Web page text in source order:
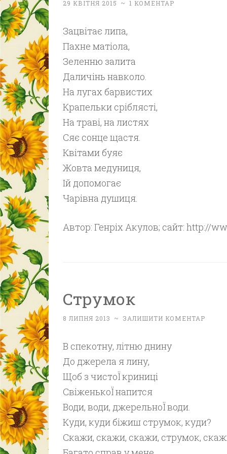
29 КВІТНЯ 2015 ~ 1 КОМЕНТАР
Зацвітає липа,
Пахне матіола,
Зеленню залита
Даличінь навколо.
На лугах барвистих
Крапельки сріблясті,
На траві, на листях
Сяє сонце щастя.
Квітами буяє
Жовта медуниця,
Ій допомогає
Чарівна душиця.
Автор: Генріх Акулов; сайт: http://
Струмок
8 ЛИПНЯ 2013 ~ ЗАЛИШИТИ КОМЕНТАР
В спекотну, літню днину
До джерела я лину,
Щоб з чистоЇ криниці
СвіженькоЇ напится
Води, води, джерельноЇ води.
Куди, куди біжиш струмок, куди?
Скажи, скажи, скажи, струмок,